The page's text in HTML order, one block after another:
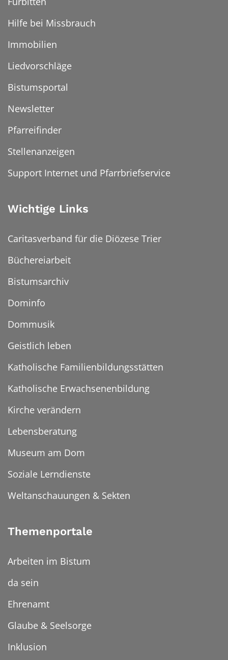
Hilfe bei Missbrauch
Immobilien
Liedvorschläge
Bistumsportal
Newsletter
Pfarreifinder
Stellenanzeigen
Support Internet und Pfarrbriefservice
Wichtige Links
Caritasverband für die Diözese Trier
Büchereiarbeit
Bistumsarchiv
Dominfo
Dommusik
Geistlich leben
Katholische Familienbildungsstätten
Katholische Erwachsenenbildung
Kirche verändern
Lebensberatung
Museum am Dom
Soziale Lerndienste
Weltanschauungen & Sekten
Themenportale
Arbeiten im Bistum
da sein
Ehrenamt
Glaube & Seelsorge
Inklusion